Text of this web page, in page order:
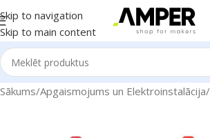
Skip to navigation
Skip to main content
Sākums/Apgaismojums un Elektroinstalācija/